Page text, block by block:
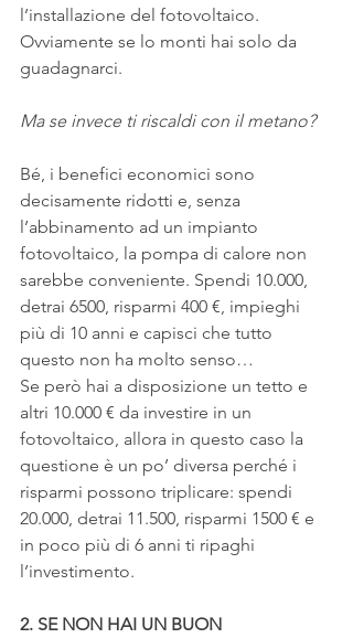
l’installazione del fotovoltaico.
Ovviamente se lo monti hai solo da
guadagnarci.
Ma se invece ti riscaldi con il metano?
Bé, i benefici economici sono
decisamente ridotti e, senza
l’abbinamento ad un impianto
fotovoltaico, la pompa di calore non
sarebbe conveniente. Spendi 10.000,
detrai 6500, risparmi 400 €, impieghi
più di 10 anni e capisci che tutto
questo non ha molto senso…
Se però hai a disposizione un tetto e
altri 10.000 € da investire in un
fotovoltaico, allora in questo caso la
questione è un po’ diversa perché i
risparmi possono triplicare: spendi
20.000, detrai 11.500, risparmi 1500 € e
in poco più di 6 anni ti ripaghi
l’investimento.
2. SE NON HAI UN BUON